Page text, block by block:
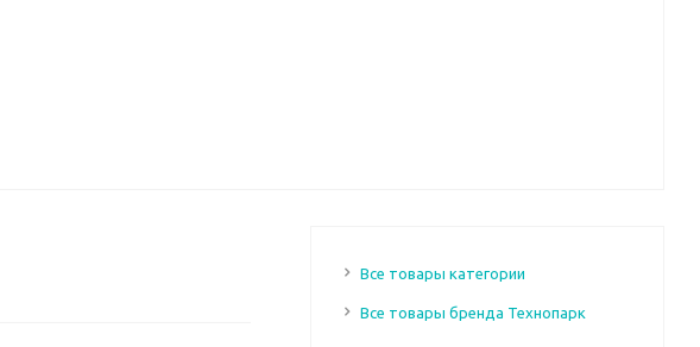
Все товары категории
Все товары бренда Технопарк